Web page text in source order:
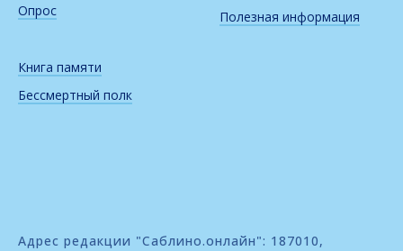
Опрос
Книга памяти
Бессмертный полк
Полезная информация
Адрес редакции "Саблино.онлайн": 187010,